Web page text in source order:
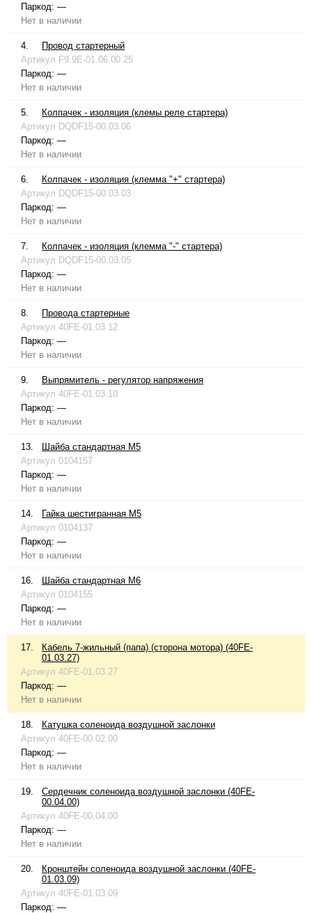
Паркод: —
Нет в наличии
4.
Провод стартерный
Артикул F9.9E-01.06.00.25
Паркод: —
Нет в наличии
5.
Колпачек - изоляция (клемы реле стартера)
Артикул DQDF15-00.03.06
Паркод: —
Нет в наличии
6.
Колпачек - изоляция (клемма "+" стартера)
Артикул DQDF15-00.03.03
Паркод: —
Нет в наличии
7.
Колпачек - изоляция (клемма "-" стартера)
Артикул DQDF15-00.03.05
Паркод: —
Нет в наличии
8.
Провода стартерные
Артикул 40FE-01.03.12
Паркод: —
Нет в наличии
9.
Выпрямитель - регулятор напряжения
Артикул 40FE-01.03.10
Паркод: —
Нет в наличии
13.
Шайба стандартная М5
Артикул 0104157
Паркод: —
Нет в наличии
14.
Гайка шестигранная М5
Артикул 0104137
Паркод: —
Нет в наличии
16.
Шайба стандартная М6
Артикул 0104155
Паркод: —
Нет в наличии
17.
Кабель 7-жильный (папа) (сторона мотора) (40FE-
01.03.27)
Артикул 40FE-01.03.27
Паркод: —
Нет в наличии
18.
Катушка соленоида воздушной заслонки
Артикул 40FE-00.02.00
Паркод: —
Нет в наличии
19.
Сердечник соленоида воздушной заслонки (40FE-
00.04.00)
Артикул 40FE-00.04.00
Паркод: —
Нет в наличии
20.
Кронштейн соленоида воздушной заслонки (40FE-
01.03.09)
Артикул 40FE-01.03.09
Паркод: —